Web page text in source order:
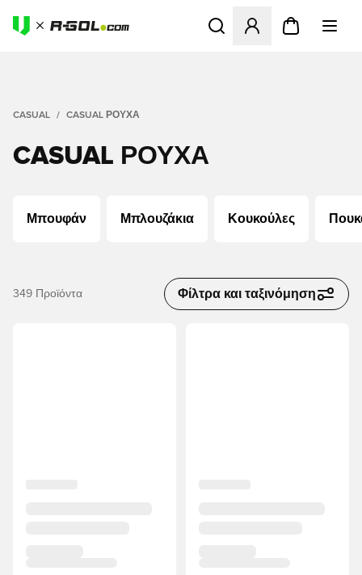
Ανοίγει ένα Modal για να
CASUAL CASUAL ΡΟΎΧΑ
CASUAL ΡΟΎΧΑ
Μπουφάν Μπλουζάκια Κουκούλες
349 Προϊόντα Φίλτρα και ταξινόμηση